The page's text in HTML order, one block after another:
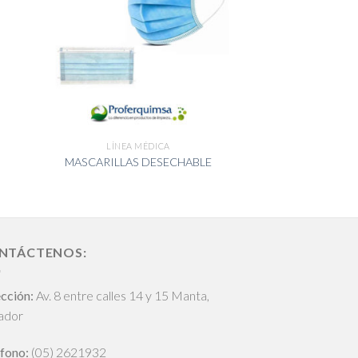
LÍNEA MÉDICA
MASCARILLAS DESECHABLE
Av. 8 entre calles 14 y 15 Manta,
(05) 2621932